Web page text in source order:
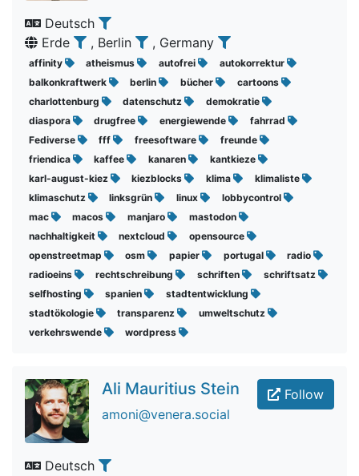
Deutsch
Erde
, Berlin , Germany
affinity atheismus autofrei
autokorrektur
balkonkraftwerk
berlin bücher
cartoons
charlottenburg
datenschutz
demokratie
diaspora
drugfree energiewende
fahrrad
Fediverse
fff freesoftware
freunde
friendica
kaffee kanaren
kantkieze
karl-august-kiez
kiezblocks klima
klimaliste
klimaschutz
linksgrün linux
lobbycontrol
mac
macos manjaro
mastodon
nachhaltigkeit
nextcloud
opensource
openstreetmap
osm papier portugal
radio
radioeins
rechtschreibung schriften
schriftsatz
selfhosting
spanien
stadtentwicklung
stadtökologie
transparenz
umweltschutz
verkehrswende
wordpress
Follow
Ali Mauritius Stein
amoni@venera.social
Deutsch